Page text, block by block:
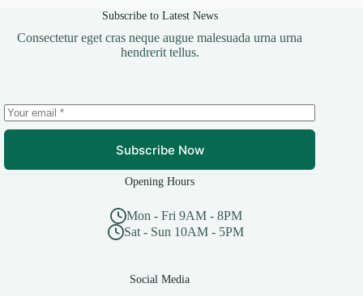
Subscribe to Latest News
Consectetur eget cras neque augue malesuada urna urna
hendrerit tellus.
Subscribe Now
Opening Hours
Mon - Fri 9AM - 8PM
Sat - Sun 10AM - 5PM
Social Media